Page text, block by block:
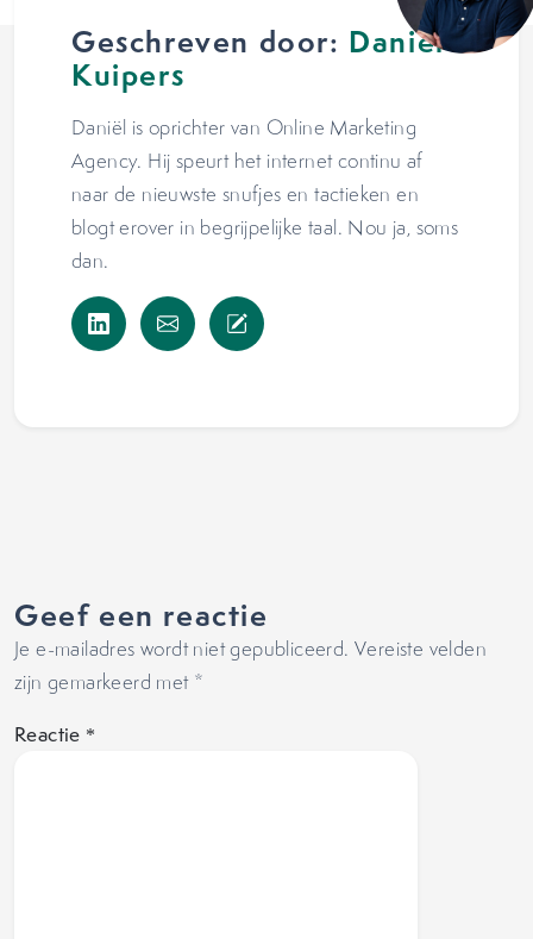
Geschreven door: Daniël
Kuipers
Daniël is oprichter van Online Marketing
Agency. Hij speurt het internet continu af
naar de nieuwste snufjes en tactieken en
blogt erover in begrijpelijke taal. Nou ja, soms
dan.
Geef een reactie
Je e-mailadres wordt niet gepubliceerd. Vereiste velden
zijn gemarkeerd met *
Reactie *